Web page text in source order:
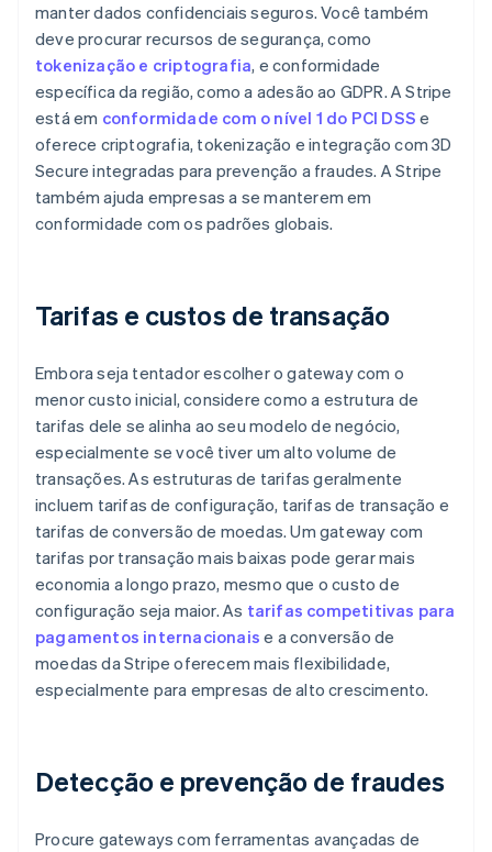
manter dados confidenciais seguros. Você também
deve procurar recursos de segurança, como
tokenização e criptografia, e conformidade
específica da região, como a adesão ao GDPR. A Stripe
está em conformidade com o nível 1 do PCI DSS e
oferece criptografia, tokenização e integração com 3D
Secure integradas para prevenção a fraudes. A Stripe
também ajuda empresas a se manterem em
conformidade com os padrões globais.
Tarifas e custos de transação
Embora seja tentador escolher o gateway com o
menor custo inicial, considere como a estrutura de
tarifas dele se alinha ao seu modelo de negócio,
especialmente se você tiver um alto volume de
transações. As estruturas de tarifas geralmente
incluem tarifas de configuração, tarifas de transação e
tarifas de conversão de moedas. Um gateway com
tarifas por transação mais baixas pode gerar mais
economia a longo prazo, mesmo que o custo de
configuração seja maior. As tarifas competitivas para
pagamentos internacionais e a conversão de
moedas da Stripe oferecem mais flexibilidade,
especialmente para empresas de alto crescimento.
Detecção e prevenção de fraudes
Procure gateways com ferramentas avançadas de